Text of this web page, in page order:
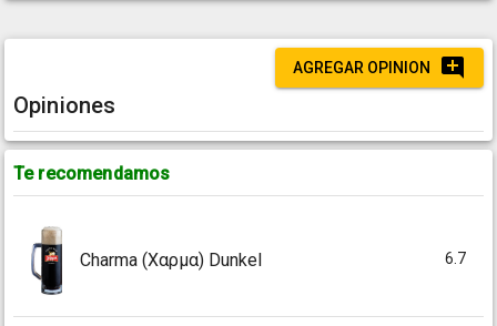
AGREGAR OPINION
Opiniones
Te recomendamos
Charma (Χαρμα) Dunkel 6.7